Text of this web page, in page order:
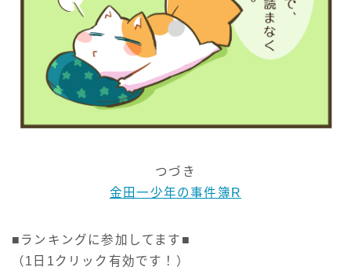
つづき
金田一少年の事件簿R
■ランキングに参加してます■
（1日1クリック有効です！）